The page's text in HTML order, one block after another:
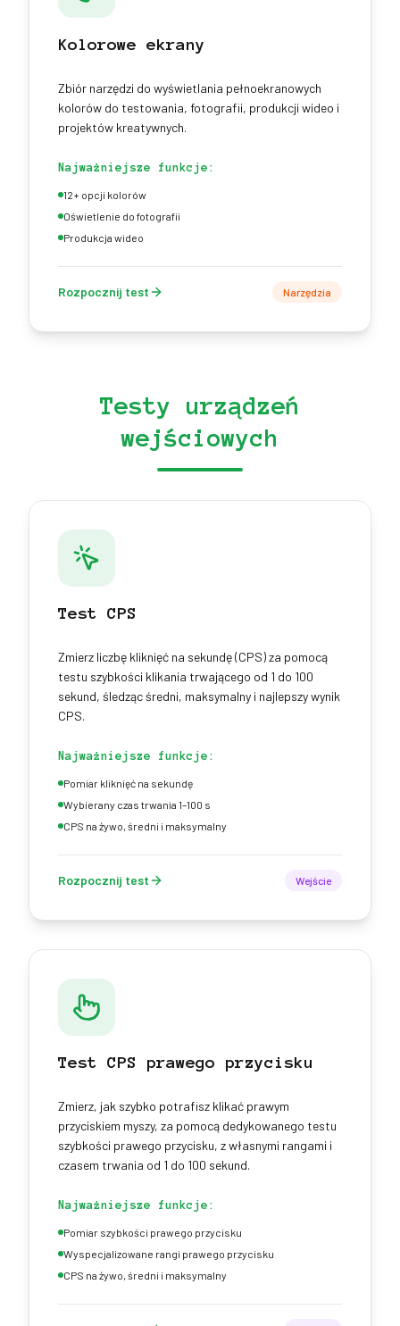
Kolorowe ekrany
Zbiór narzędzi do wyświetlania pełnoekranowych
kolorów do testowania, fotografii, produkcji wideo i
projektów kreatywnych.
Najważniejsze funkcje:
12+ opcji kolorów
Oświetlenie do fotografii
Produkcja wideo
Rozpocznij test Narzędzia
Testy urządzeń
wejściowych
Test CPS
Zmierz liczbę kliknięć na sekundę (CPS) za pomocą
testu szybkości klikania trwającego od 1 do 100
sekund, śledząc średni, maksymalny i najlepszy wynik
CPS.
Najważniejsze funkcje:
Pomiar kliknięć na sekundę
Wybierany czas trwania 1–100 s
CPS na żywo, średni i maksymalny
Rozpocznij test Wejście
Test CPS prawego przycisku
Zmierz, jak szybko potrafisz klikać prawym
przyciskiem myszy, za pomocą dedykowanego testu
szybkości prawego przycisku, z własnymi rangami i
czasem trwania od 1 do 100 sekund.
Najważniejsze funkcje:
Pomiar szybkości prawego przycisku
Wyspecjalizowane rangi prawego przycisku
CPS na żywo, średni i maksymalny